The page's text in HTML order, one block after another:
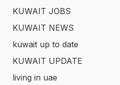
KUWAIT JOBS
KUWAIT NEWS
kuwait up to date
KUWAIT UPDATE
living in uae